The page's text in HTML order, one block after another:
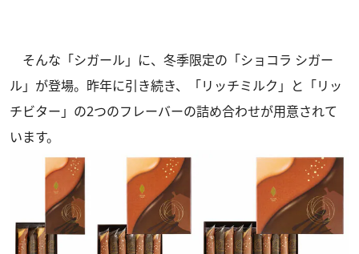
そんな「シガール」に、冬季限定の「ショコラ シガー
ル」が登場。昨年に引き続き、「リッチミルク」と「リッ
チビター」の2つのフレーバーの詰め合わせが用意されて
います。